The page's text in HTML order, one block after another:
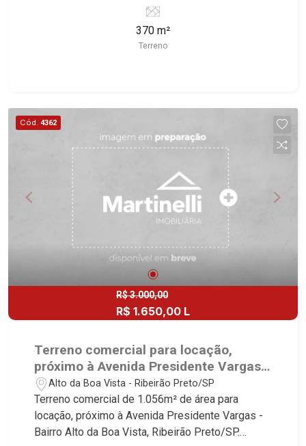
370 m²
Terreno
Cód. 4362
R$ 3.000,00
R$ 1.650,00 L
Terreno comercial para locação,
próximo à Avenida Presidente Vargas -
Ribeirão Preto/SP.
Alto da Boa Vista - Ribeirão Preto/SP
Terreno comercial de 1.056m² de área para
locação, próximo à Avenida Presidente Vargas -
Bairro Alto da Boa Vista, Ribeirão Preto/SP.